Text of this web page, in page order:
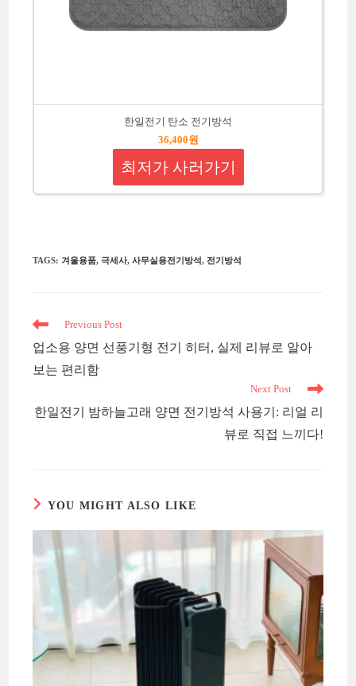
한일전기 탄소 전기방석
36,400원
최저가 사러가기
TAGS: 겨울용품, 극세사, 사무실용전기방석, 전기방석
Read
articles
Previous Post
업소용 양면 선풍기형 전기 히터, 실제 리뷰로 알아
보는 편리함
Next Post
한일전기 밤하늘고래 양면 전기방석 사용기: 리얼 리
뷰로 직접 느끼다!
YOU MIGHT ALSO LIKE